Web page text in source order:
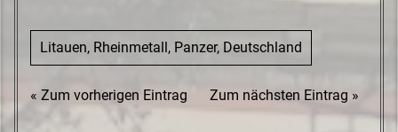
Litauen, Rheinmetall, Panzer, Deutschland
« Zum vorherigen Eintrag Zum nächsten Eintrag »